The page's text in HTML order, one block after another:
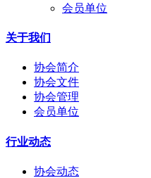
会员单位
关于我们
协会简介
协会文件
协会管理
会员单位
行业动态
协会动态